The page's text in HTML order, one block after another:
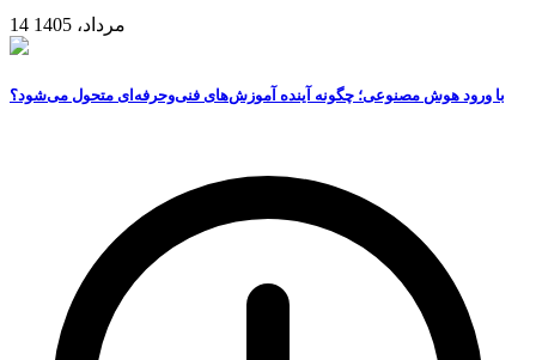
14 مرداد، 1405
با ورود هوش مصنوعی؛ چگونه آینده آموزش‌های فنی‌وحرفه‌ای متحول می‌شود؟